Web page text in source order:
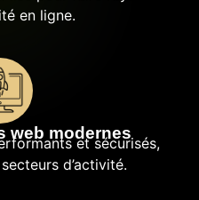
en ligne.
web modernes
et sécurisés,
d’activité.